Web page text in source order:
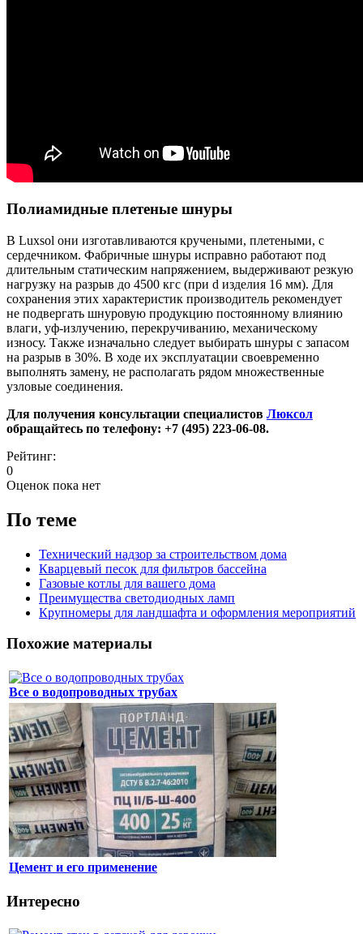
Полиамидные плетеные шнуры
В Luxsol они изготавливаются кручеными, плетеными, с
сердечником. Фабричные шнуры исправно работают под
длительным статическим напряжением, выдерживают резкую
нагрузку на разрыв до 4500 кгс (при d изделия 16 мм). Для
сохранения этих характеристик производитель рекомендует
не подвергать шнуровую продукцию постоянному влиянию
влаги, уф-излучению, перекручиванию, механическому
износу. Также изначально следует выбирать шнуры с запасом
на разрыв в 30%. В ходе их эксплуатации своевременно
выполнять замену, не располагать рядом множественные
узловые соединения.
Для получения консультации специалистов Люксол
обращайтесь по телефону: +7 (495) 223-06-08.
Рейтинг:
0
Оценок пока нет
По теме
Технический надзор за строительством дома
Кварцевый песок для фильтров бассейна
Газовые котлы для вашего дома
Преимущества светодиодных ламп
Крупномеры для ландшафта и оформления мероприятий
Похожие материалы
Все о водопроводных трубах
Цемент и его применение
Интересно